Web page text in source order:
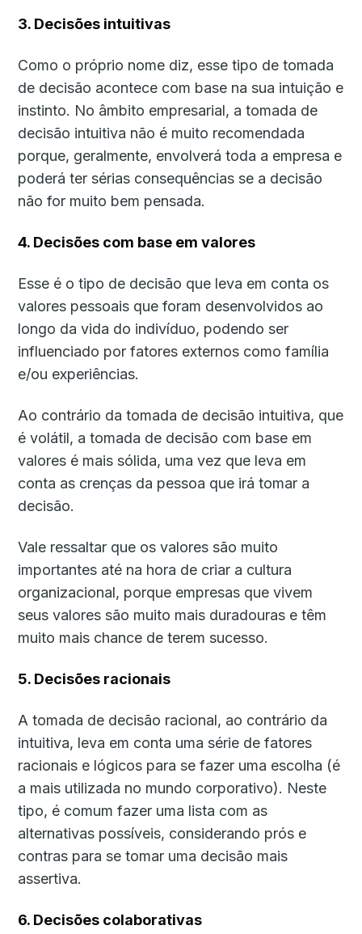
3. Decisões intuitivas
Como o próprio nome diz, esse tipo de tomada
de decisão acontece com base na sua intuição e
instinto. No âmbito empresarial, a tomada de
decisão intuitiva não é muito recomendada
porque, geralmente, envolverá toda a empresa e
poderá ter sérias consequências se a decisão
não for muito bem pensada.
4. Decisões com base em valores
Esse é o tipo de decisão que leva em conta os
valores pessoais que foram desenvolvidos ao
longo da vida do indivíduo, podendo ser
influenciado por fatores externos como família
e/ou experiências.
Ao contrário da tomada de decisão intuitiva, que
é volátil, a tomada de decisão com base em
valores é mais sólida, uma vez que leva em
conta as crenças da pessoa que irá tomar a
decisão.
Vale ressaltar que os valores são muito
importantes até na hora de criar a cultura
organizacional, porque empresas que vivem
seus valores são muito mais duradouras e têm
muito mais chance de terem sucesso.
5. Decisões racionais
A tomada de decisão racional, ao contrário da
intuitiva, leva em conta uma série de fatores
racionais e lógicos para se fazer uma escolha (é
a mais utilizada no mundo corporativo). Neste
tipo, é comum fazer uma lista com as
alternativas possíveis, considerando prós e
contras para se tomar uma decisão mais
assertiva.
6. Decisões colaborativas